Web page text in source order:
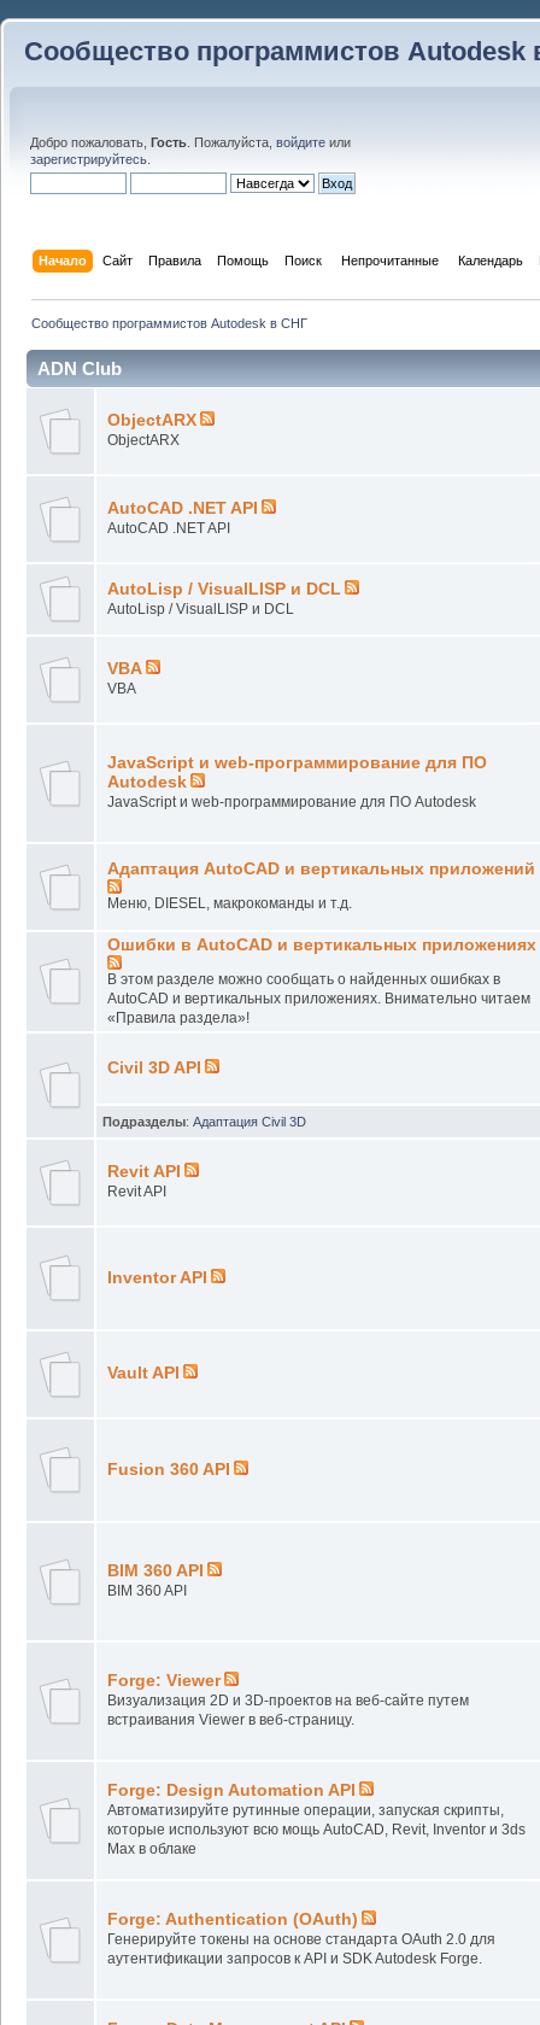
Сообщество программистов Autodesk
Добро пожаловать, Гость . Пожалуйста, войдите или
зарегистрируйтесь
Начало Сайт Правила Помощь Поиск Непрочитанные Календарь
Сообщество программистов Autodesk в СНГ
ADN Club
ObjectARX
ObjectARX
AutoCAD .NET API
AutoCAD .NET API
AutoLisp / VisualLISP и DCL
AutoLisp / VisualLISP и DCL
VBA
VBA
JavaScript и web-программирование для ПО
Autodesk
JavaScript и web-программирование для ПО Autodesk
Адаптация AutoCAD и вертикальных приложений
Меню, DIESEL, макрокоманды и т.д.
Ошибки в AutoCAD и вертикальных приложениях
В этом разделе можно сообщать о найденных ошибках в
AutoCAD и вертикальных приложениях. Внимательно читаем
«Правила раздела»!
Civil 3D API
Подразделы: Адаптация Civil 3D
Revit API
Revit API
Inventor API
Vault API
Fusion 360 API
BIM 360 API
BIM 360 API
Forge: Viewer
Визуализация 2D и 3D-проектов на веб-сайте путем
встраивания Viewer в веб-страницу.
Forge: Design Automation API
Автоматизируйте рутинные операции, запуская скрипты,
которые используют всю мощь AutoCAD, Revit, Inventor и 3ds
Max в облаке
Forge: Authentication (OAuth)
Генерируйте токены на основе стандарта OAuth 2.0 для
аутентификации запросов к API и SDK Autodesk Forge.